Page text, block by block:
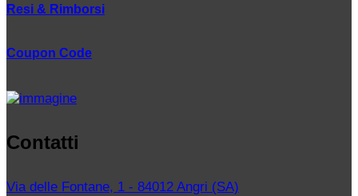
Resi & Rimborsi
Coupon Code
Contatti
Via delle Fontane, 1 - 84012 Angri (SA)